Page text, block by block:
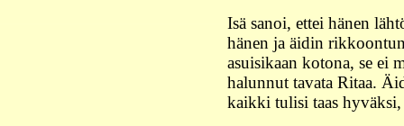
Isä sanoi, ettei hänen
hänen ja äidin
asuisikaan kotona, se ei
halunnut tavata Ritaa.
kaikki tulisi taas